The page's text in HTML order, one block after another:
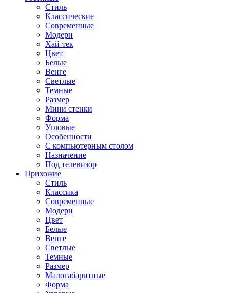
Стиль
Классические
Современные
Модерн
Хай-тек
Цвет
Белые
Венге
Светлые
Темные
Размер
Мини стенки
Форма
Угловые
Особенности
С компьютерным столом
Назначение
Под телевизор
Прихожие
Стиль
Классика
Современные
Модерн
Цвет
Белые
Венге
Светлые
Темные
Размер
Малогабаритные
Форма